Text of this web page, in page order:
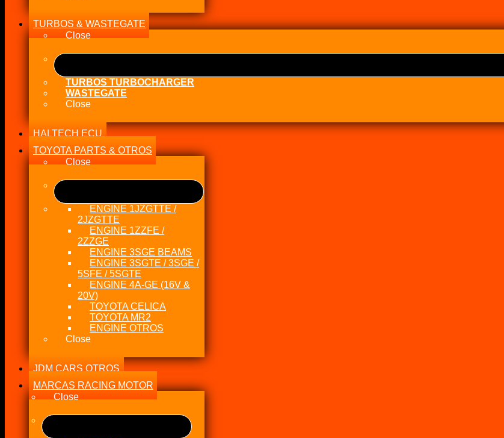
TURBOS & WASTEGATE
Close
TURBOS TURBOCHARGER
WASTEGATE
Close
HALTECH ECU
TOYOTA PARTS & OTROS
Close
ENGINE 1JZGTTE /
2JZGTTE
ENGINE 1ZZFE /
2ZZGE
ENGINE 3SGE BEAMS
ENGINE 3SGTE / 3SGE /
5SFE / 5SGTE
ENGINE 4A-GE (16V &
20V)
TOYOTA CELICA
TOYOTA MR2
ENGINE OTROS
Close
JDM CARS OTROS
MARCAS RACING MOTOR
Close